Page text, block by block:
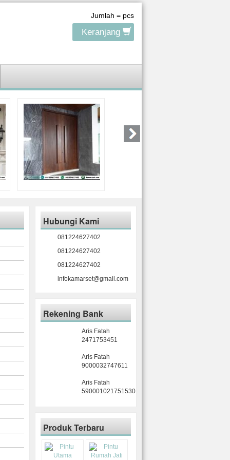
Jumlah = pcs
Keranjang
Hubungi Kami
081224627402
081224627402
081224627402
infokamarset@gmail.com
Rekening Bank
Aris Fatah
2471753451
Aris Fatah
9000032747611
Aris Fatah
590001021751530
Produk Terbaru